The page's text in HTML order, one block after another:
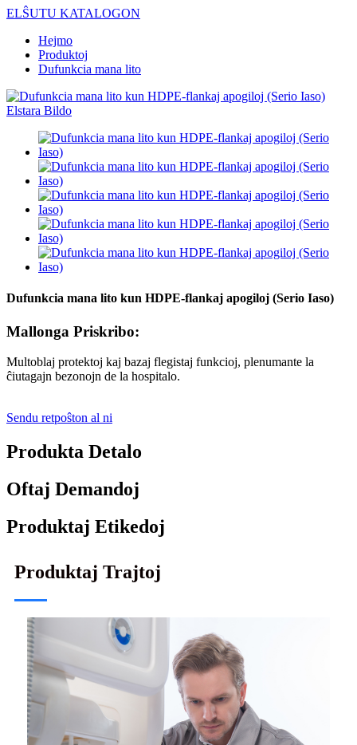
ELŜUTU KATALOGON
Hejmo
Produktoj
Dufunkcia mana lito
Dufunkcia mana lito kun HDPE-flankaj apogiloj (Serio Iaso)
Mallonga Priskribo:
Multoblaj protektoj kaj bazaj flegistaj funkcioj, plenumante la
ĉiutagajn bezonojn de la hospitalo.
Sendu retpoŝton al ni
Produkta Detalo
Oftaj Demandoj
Produktaj Etikedoj
Produktaj Trajtoj